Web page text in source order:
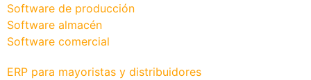
Software de producción
Software almacén
Software comercial
ERP para mayoristas y distribuidores